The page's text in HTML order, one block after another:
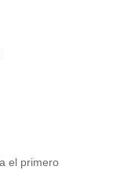
el primero